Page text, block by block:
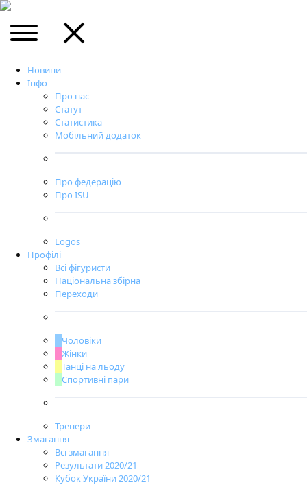
Новини
Інфо
Про нас
Статут
Статистика
Мобільний додаток
Про федерацію
Про ISU
Logos
Профілі
Всі фігуристи
Національна збірна
Переходи
Чоловіки
Жінки
Танці на льоду
Спортивні пари
Тренери
Змагання
Всі змагання
Результати 2020/21
Кубок України 2020/21